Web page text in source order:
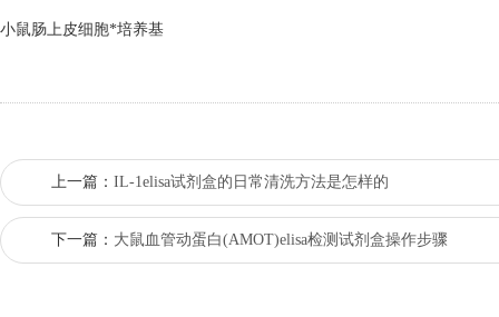
小鼠肠上皮细胞*培养基
上一篇： IL-1elisa试剂盒的日常清洗方法是怎样的
下一篇： 大鼠血管动蛋白(AMOT)elisa检测试剂盒操作步骤